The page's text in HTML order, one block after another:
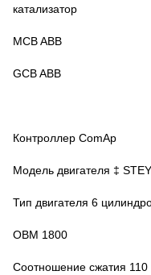
катализатор
MCB ABB
GCB ABB
Контроллер ComAp
Модель двигателя ‡
Тип двигателя 6
ОВМ 1800
Соотношение сжатия 110